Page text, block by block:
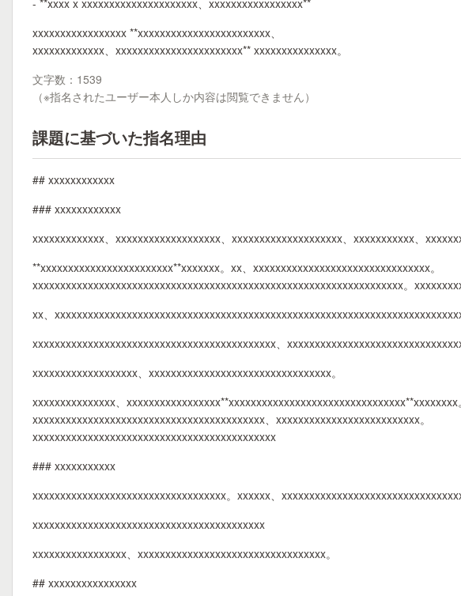
- **xxxx x xxxxxxxxxxxxxxxxxxxxx、xxxxxxxxxxxxxxxxx**
xxxxxxxxxxxxxxxxx **xxxxxxxxxxxxxxxxxxxxxxxx、
xxxxxxxxxxxxx、xxxxxxxxxxxxxxxxxxxxxxx** xxxxxxxxxxxxxxx。
文字数：1539
（※指名されたユーザー本人しか内容は閲覧できません）
課題に基づいた指名理由
## xxxxxxxxxxxx
### xxxxxxxxxxxx
xxxxxxxxxxxxx、xxxxxxxxxxxxxxxxxxx、xxxxxxxxxxxxxxxxxxxx、xxxxxxxxxxx、
**xxxxxxxxxxxxxxxxxxxxxxxx**xxxxxxx。xx、xxxxxxxxxxxxxxxxxxxxxxxxxxxxxxxx。
xxxxxxxxxxxxxxxxxxxxxxxxxxxxxxxxxxxxxxxxxxxxxxxxxxxxxxxxxxxxxxxxxxx。
xx、
xxxxxxxxxxxxxxxxxxxxxxxxxxxxxxxxxxxxxxxxxxxx、
xxxxxxxxxxxxxxxxxxx、xxxxxxxxxxxxxxxxxxxxxxxxxxxxxxxxx。
xxxxxxxxxxxxxxx、xxxxxxxxxxxxxxxxx**xxxxxxxxxxxxxxxxxxxxxxxxxxxxxxxx**xxxxxxxx。
xxxxxxxxxxxxxxxxxxxxxxxxxxxxxxxxxxxxxxxxxx、xxxxxxxxxxxxxxxxxxxxxxxxxx。
xxxxxxxxxxxxxxxxxxxxxxxxxxxxxxxxxxxxxxxxxxxx
### xxxxxxxxxxx
xxxxxxxxxxxxxxxxxxxxxxxxxxxxxxxxxxx。xxxxxx、
xxxxxxxxxxxxxxxxxxxxxxxxxxxxxxxxxxxxxxxxxx
xxxxxxxxxxxxxxxxx、xxxxxxxxxxxxxxxxxxxxxxxxxxxxxxxxxx。
## xxxxxxxxxxxxxxxx